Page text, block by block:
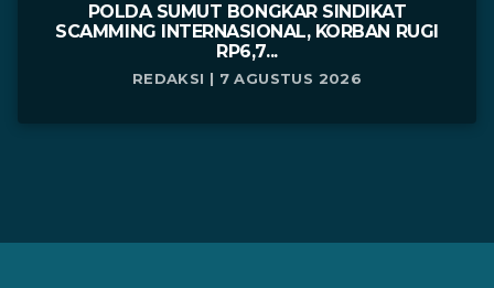
POLDA SUMUT BONGKAR SINDIKAT
SCAMMING INTERNASIONAL, KORBAN RUGI
RP6,7...
REDAKSI | 7 AGUSTUS 2026